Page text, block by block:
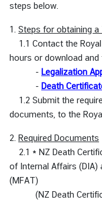
A
f
r
s
มุ
ม
ป
steps below.
1. Steps for obtaining
1.1 Contact the
hours or download
- Legalization
- Death
1.2 Submit the
documents, to the
2. Required Documents
2.1 * NZ Death
of Internal Affairs (DIA)
(MFAT)
(NZ Death